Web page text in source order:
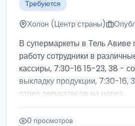
Требуются
Холон (Центр страны)
В супермаркеты в Тель
работу сотрудники в
кассиры, 7:30-16 15-23, 38 -
выкладку продукции, 7:30-16,
отдел деликатесов на нарез...
0 просмотров